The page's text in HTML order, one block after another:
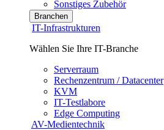
Sonstiges Zubehör
Branchen
IT-Infrastrukturen
Wählen Sie Ihre IT-Branche
Serverraum
Rechenzentrum / Datacenter
KVM
IT-Testlabore
Edge Computing
AV-Medientechnik